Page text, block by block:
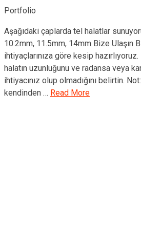
Portfolio
Aşağıdaki çaplarda tel halatlar
10.2mm, 11.5mm, 14mm Bize Ulaşın
ihtiyaçlarınıza göre kesip
halatın uzunluğunu ve radansa veya
ihtiyacınız olup olmadığını belirtin.
kendinden … Read More